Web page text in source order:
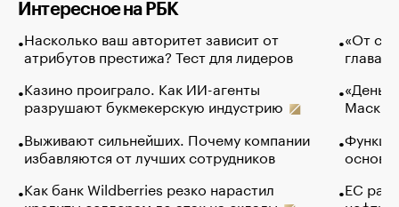
Интересное на РБК
Насколько ваш авторитет зависит от
атрибутов престижа? Тест для лидеров
Казино проиграло. Как ИИ-агенты
разрушают букмекерскую индустрию
Выживают сильнейших. Почему компании
избавляются от лучших сотрудников
Как банк Wildberries резко нарастил
«От
глава
Маск в
основ
ЕС